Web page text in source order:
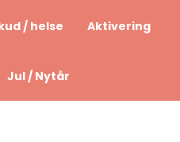
/ helse Aktivering
Jul / Nytår